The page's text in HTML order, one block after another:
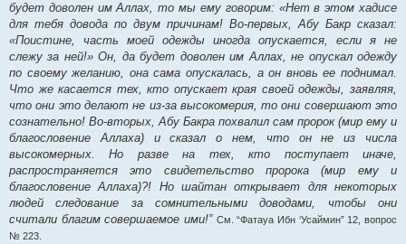
будет доволен им Аллах, то мы ему говорим: «Нет в этом хадисе
для тебя довода по двум причинам! Во-первых, Абу Бакр сказал:
«Поистине, часть моей одежды иногда опускается, если я не
слежу за ней!» Он, да будет доволен им Аллах, не опускал одежду
по своему желанию, она сама опускалась, а он вновь ее поднимал.
Что же касается тех, кто опускает края своей одежды, заявляя,
что они это делают не из-за высокомерия, то они совершают это
сознательно! Во-вторых, Абу Бакра похвалил сам пророк (мир ему и
благословение Аллаха) и сказал о нем, что он не из числа
высокомерных. Но разве на тех, кто поступает иначе,
распространяется это свидетельство пророка (мир ему и
благословение Аллаха)?! Но шайтан открывает для некоторых
людей следование за сомнительными доводами, чтобы они
считали благим совершаемое ими!” См. “Фатауа Ибн ‘Усаймин” 12, вопрос
№ 223.